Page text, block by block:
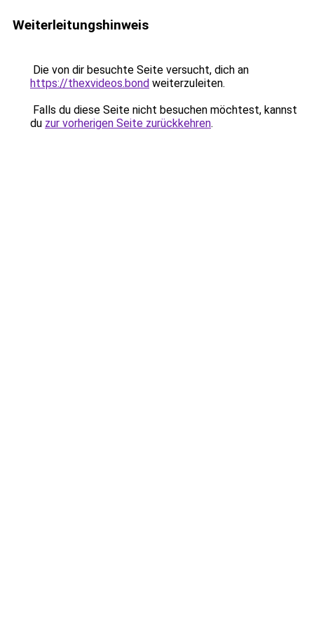
Weiterleitungshinweis
Die von dir besuchte Seite versucht, dich an
https://thexvideos.bond weiterzuleiten.
Falls du diese Seite nicht besuchen möchtest, kannst
du zur vorherigen Seite zurückkehren.